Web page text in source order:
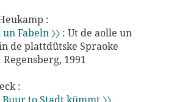
:
Fabeln 〉〉 : Ut de aolle un
de plattdütske Spraoke
1991
: